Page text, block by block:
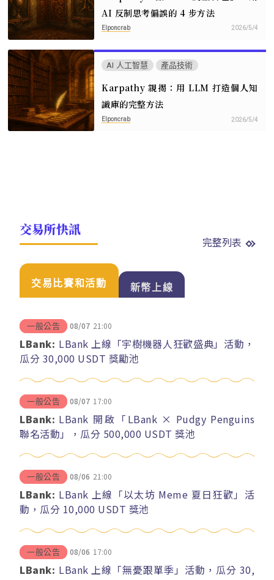
AI 反制思考偏誤的 4 步方法
Elponcrab 2026/5/4
AI 人工智慧 產品技術
Karpathy 親揭：用 LLM 打造個人知
識庫的完整方法
Elponcrab 2026/5/4
交易所快訊
完整列表
交易比賽和活動 新幣上線
一般公告 08/07 21:00
LBank: LBank 上線「宇樹機器人狂歡盛典」活動，
瓜分 30,000 USDT 獎勵池
一般公告 08/07 17:00
LBank: LBank 開啟「LBank × Pudgy Penguins
聯名活動」，瓜分 500,000 USDT 獎池
一般公告 08/06 21:00
LBank: LBank 上線「以太坊 Meme 夏日狂歡」活
動，瓜分 10,000 USDT 獎池
一般公告 08/06 17:00
LBank: LBank 上線「無憂跟單季」活動，瓜分 30,